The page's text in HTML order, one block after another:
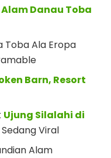
Danau Toba
Toba Ala Eropa
Barn, Resort
Ujung Silalahi di
Viral
Alam